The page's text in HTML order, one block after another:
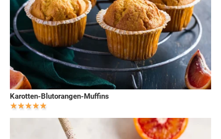
Karotten-Blutorangen-Muffins